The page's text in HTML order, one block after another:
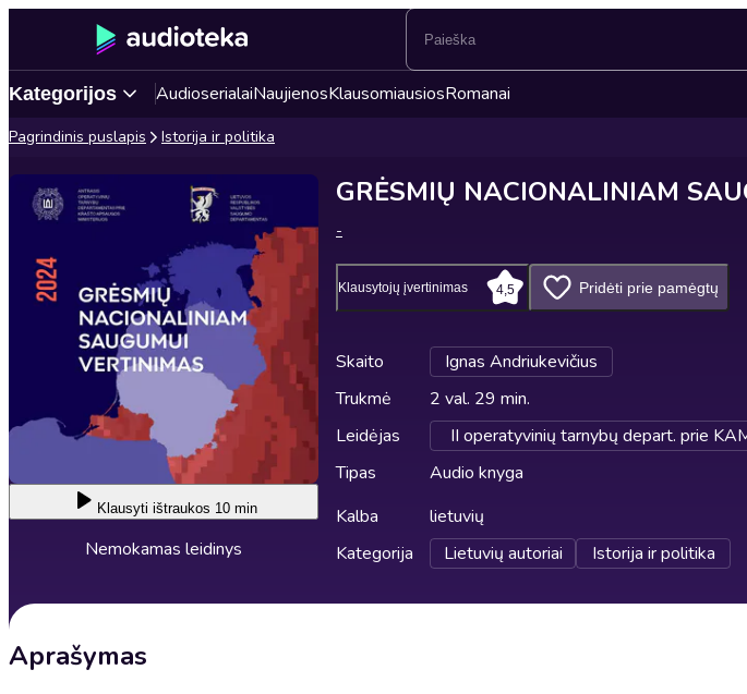
Kategorijos AudioserialaiNaujienosKlausomiausiosRomanai
Pagrindinis puslapis Istorija ir politika
Klausyti ištraukos 10 min
Nemokamas leidinys
GRĖSMIŲ NACIONALINIAM
-
Klausytojų įvertinimas 4,5 Pridėti prie pamėgtų
Skaito
Ignas Andriukevičius
Trukmė
2 val. 29 min.
Leidėjas
II operatyvinių tarnybų depart. prie
Tipas
Audio knyga
Kalba
lietuvių
Kategorija
Lietuvių autoriai Istorija ir politika
Aprašymas